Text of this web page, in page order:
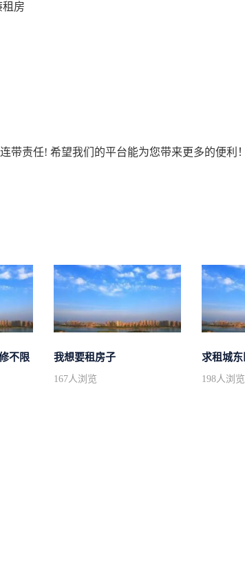
租房
带责任! 希望我们的平台能为您带来更多的便利！
不限 我想要租房子
167人浏览 198人浏览